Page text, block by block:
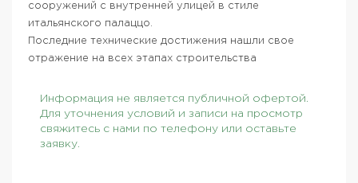
сооружений с внутренней улицей в стиле
итальянского палаццо.
Последние технические достижения нашли свое
отражение на всех этапах строительства
Информация не является публичной офертой.
Для уточнения условий и записи на просмотр
свяжитесь с нами по телефону или оставьте
заявку.